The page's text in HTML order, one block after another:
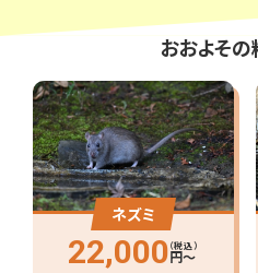
おおよそ
ネズミ
22,000（税込）
円〜